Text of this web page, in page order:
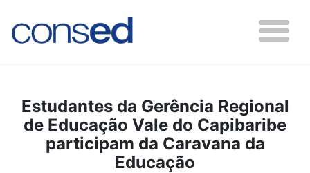
Estudantes da Gerência Regional
de Educação Vale do Capibaribe
participam da Caravana da
Educação